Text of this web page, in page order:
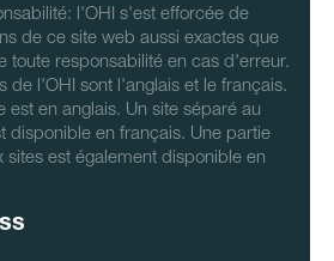
l'OHI s'est efforcée de
de ce site web aussi exactes que
toute responsabilité en cas d'erreur.
de l'OHI sont l'anglais et le français.
est en anglais. Un site séparé au
disponible en français. Une partie
est également disponible en